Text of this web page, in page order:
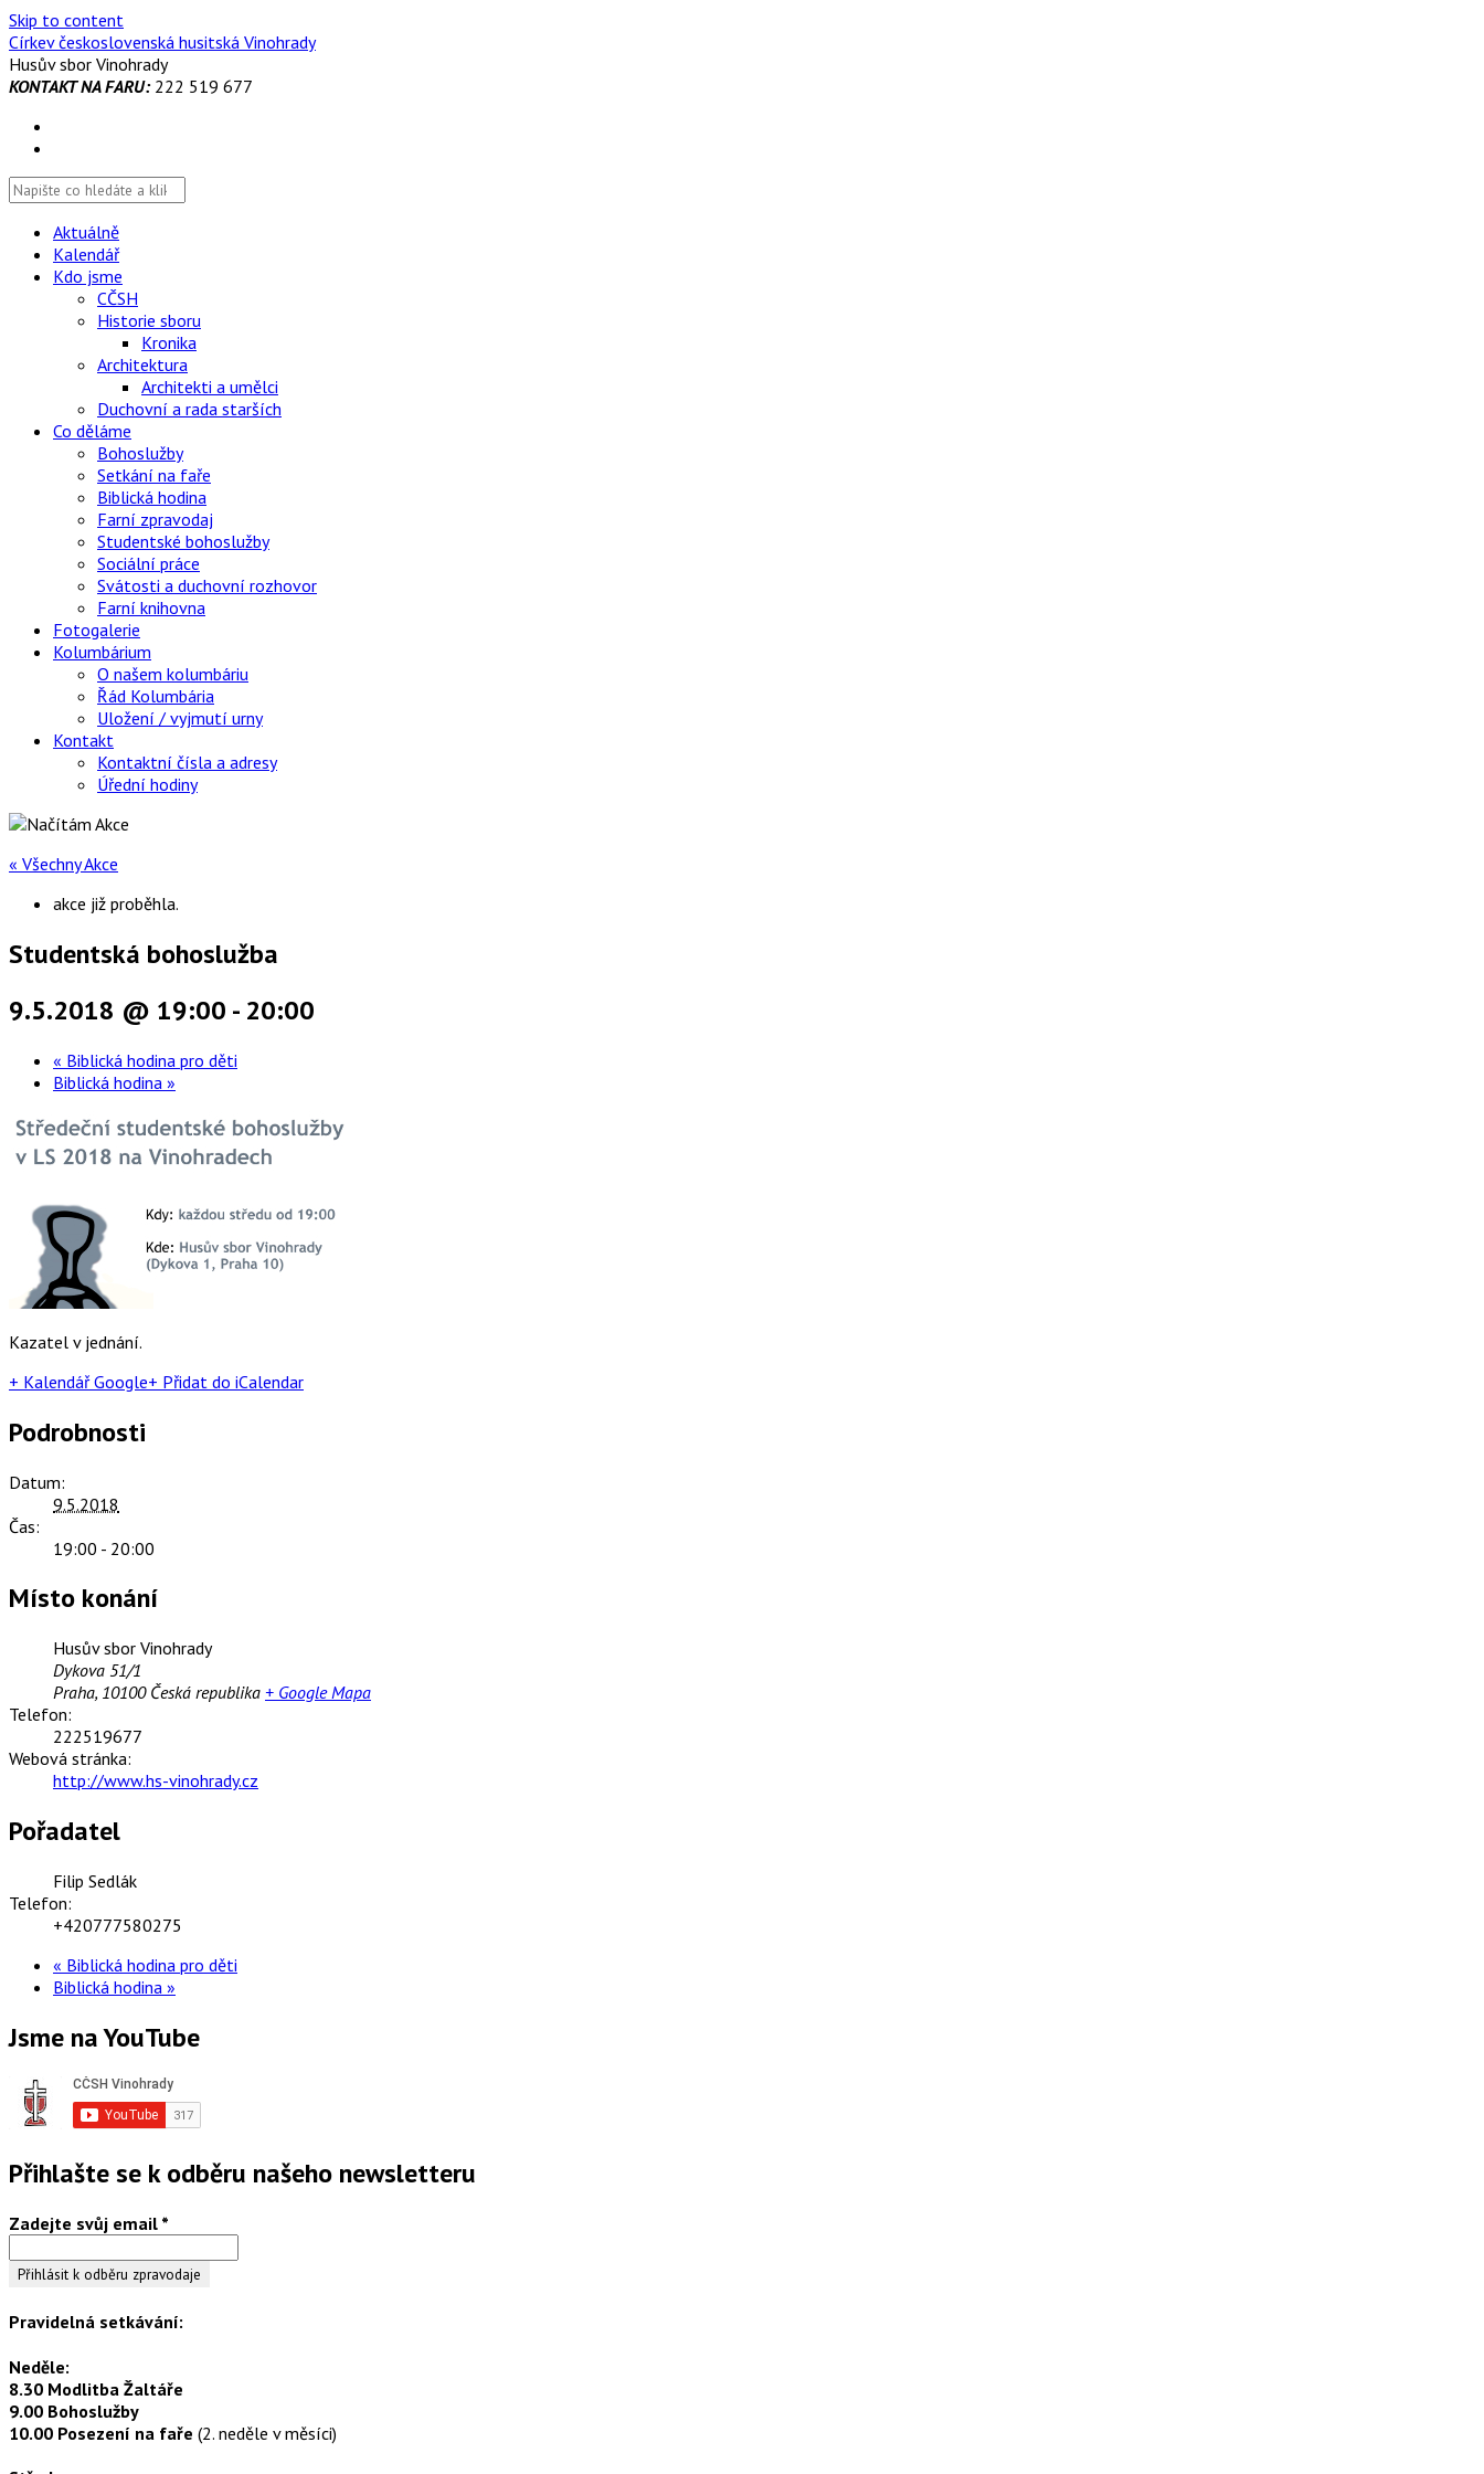
Skip to content
Církev československá husitská Vinohrady
Husův sbor Vinohrady
KONTAKT NA FARU:222 519 677
Aktuálně
Kalendář
Kdo jsme
CČSH
Historie sboru
Kronika
Architektura
Architekti a umělci
Duchovní a rada starších
Co děláme
Bohoslužby
Setkání na faře
Biblická hodina
Farní zpravodaj
Studentské bohoslužby
Sociální práce
Svátosti a duchovní rozhovor
Farní knihovna
Fotogalerie
Kolumbárium
O našem kolumbáriu
Řád Kolumbária
Uložení / vyjmutí urny
Kontakt
Kontaktní čísla a adresy
Úřední hodiny
« Všechny Akce
akce již proběhla.
Studentská bohoslužba
9.5.2018 @ 19:00 - 20:00
« Biblická hodina pro děti
Biblická hodina »
Kazatel v jednání.
+ Kalendář Google+ Přidat do iCalendar
Podrobnosti
Datum:
9.5.2018
Čas:
19:00 - 20:00
Místo konání
Husův sbor Vinohrady
Dykova 51/1
Praha, 10100 Česká republika + Google Mapa
Telefon:
222519677
Webová stránka:
http://www.hs-vinohrady.cz
Pořadatel
Filip Sedlák
Telefon:
+420777580275
« Biblická hodina pro děti
Biblická hodina »
Jsme na YouTube
Přihlašte se k odběru našeho newsletteru
Zadejte svůj email *
Pravidelná setkávání:
Neděle:
8.30 Modlitba Žaltáře
9.00 Bohoslužby
10.00 Posezení na faře (2. neděle v měsíci)